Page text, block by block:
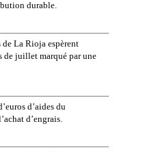
durable.
La Rioja espèrent
de juillet marqué par une
d’aides du
d’engrais.